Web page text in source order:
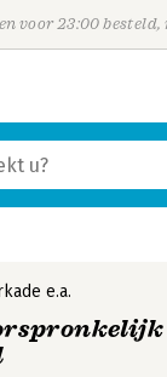
voor 23:00
e.a.